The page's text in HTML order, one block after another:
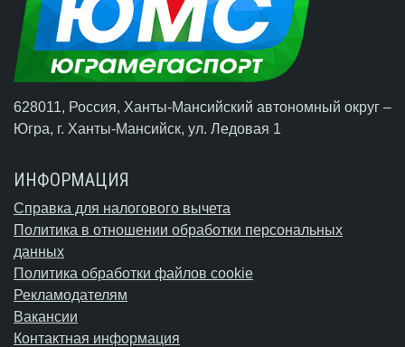
628011, Россия, Ханты-Мансийский автономный округ –
Югра, г. Ханты-Мансийск, ул. Ледовая 1
ИНФОРМАЦИЯ
Справка для налогового вычета
Политика в отношении обработки персональных
данных
Политика обработки файлов cookie
Рекламодателям
Вакансии
Контактная информация